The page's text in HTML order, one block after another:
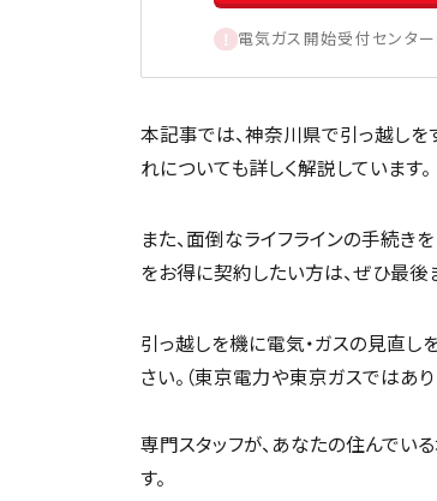
電気ガス開始受付センタ
本記事では、神奈川県で引っ越し
れについても詳しく解説しています。
また、面倒なライフラインの手続き
をお得に契約したい方は、ぜひ最後
引っ越しを機に電気・ガスの見直し
さい。（東京電力や東京ガスではあり
専門スタッフが、あなたの住んで
す。